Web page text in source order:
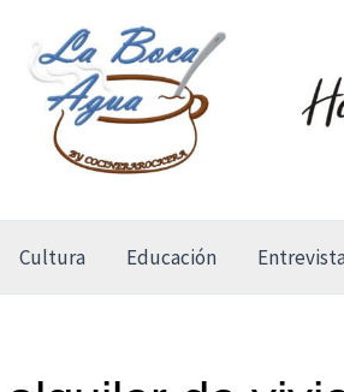
Cultura Educación